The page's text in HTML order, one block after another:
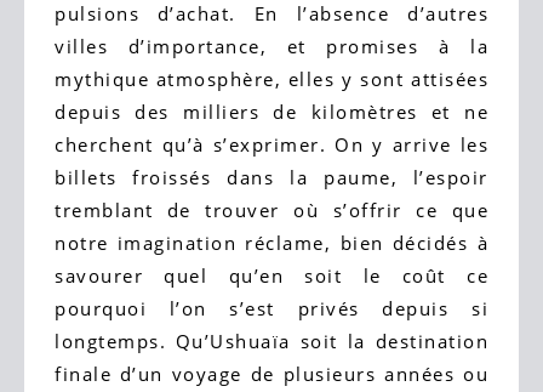
pulsions d’achat. En l’absence d’autres
villes d’importance, et promises à la
mythique atmosphère, elles y sont attisées
depuis des milliers de kilomètres et ne
cherchent qu’à s’exprimer. On y arrive les
billets froissés dans la paume, l’espoir
tremblant de trouver où s’offrir ce que
notre imagination réclame, bien décidés à
savourer quel qu’en soit le coût ce
pourquoi l’on s’est privés depuis si
longtemps. Qu’Ushuaïa soit la destination
finale d’un voyage de plusieurs années ou